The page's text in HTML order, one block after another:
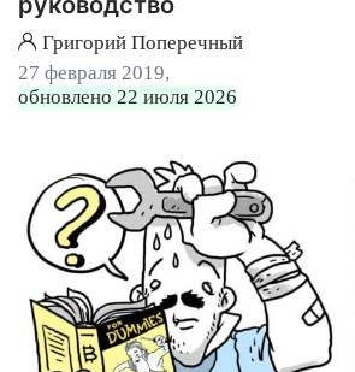
Григорий Поперечный
27 февраля 2019,
обновлено 22 июля 2026